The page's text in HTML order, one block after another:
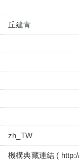
丘建青
zh_TW
機構典藏連結 (